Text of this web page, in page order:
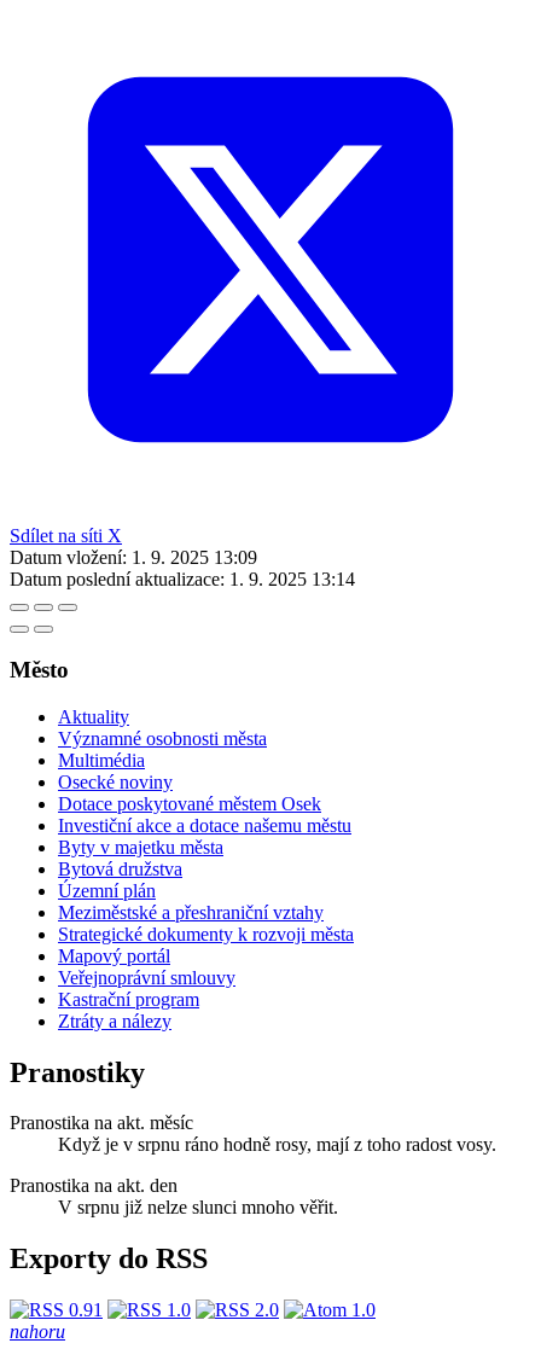
Sdílet na síti X
Datum vložení: 1. 9. 2025 13:09
Datum poslední aktualizace: 1. 9. 2025 13:14
Město
Aktuality
Významné osobnosti města
Multimédia
Osecké noviny
Dotace poskytované městem Osek
Investiční akce a dotace našemu městu
Byty v majetku města
Bytová družstva
Územní plán
Meziměstské a přeshraniční vztahy
Strategické dokumenty k rozvoji města
Mapový portál
Veřejnoprávní smlouvy
Kastrační program
Ztráty a nálezy
Pranostiky
Pranostika na akt. měsíc
Když je v srpnu ráno hodně rosy, mají z toho radost vosy.
Pranostika na akt. den
V srpnu již nelze slunci mnoho věřit.
Exporty do RSS
nahoru